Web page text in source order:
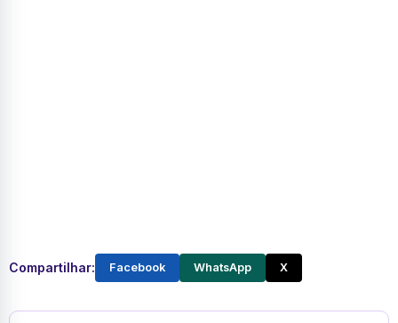
Compartilhar: Facebook WhatsApp X